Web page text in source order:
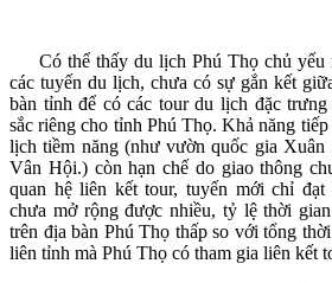
Có thể thấy du lịch Phú Thọ chủ yếu
các tuyến du lịch, chưa có sự gắn kết
bàn tỉnh để có các tour du lịch đặc
sắc riêng cho tỉnh Phú Thọ. Khả năng
lịch tiềm năng (như vườn quốc gia Xuân
Vân Hội.) còn hạnchế do giao thông
quan hệ liên kết tour, tuyến mới chỉ
chưa mở rộng được nhiều, tỷ lệ thời
trên địa bàn Phú Thọ thấp so với tổng
liên tỉnh mà Phú Thọ có tham gia liên kết